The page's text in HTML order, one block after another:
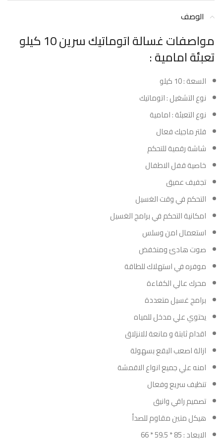
الوصف
مواصفات غسالة اتوماتيك سرين 10 كيلو
تعبئة امامية :
السعة : 10 كيلو
نوع التشغيل : اتوماتيك
نوع التعبئة : امامية
فلتر ماجيك فعال
شاشة رقمية للتحكم
خاصية قفل الاطفال
تجفيف عميق
التحكم في وقت الغسيل
امكانية التحكم في برامج الغسيل
استعمال امن وسلس
صوت هادئ ومنخفض
موفره في استهلاك للطاقة
محرك عالي الكفاءة
برامج غسيل متعددة
يحتوي علي مدخل للمياه
اقدام ثابتة و مانعة للانزلاق
ازالة اصعب البقع بسهولة
امنه علي جميع انواع الاقمشة
تنظيف سريع وفعال
تصميم راقي وانيق
هيكل متين مقاوم للصدأ
الابعاد : 85 * 59.5 * 66